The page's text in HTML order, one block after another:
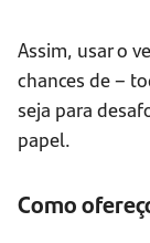
Assim, usar o
chances de –
seja para
papel.
Como